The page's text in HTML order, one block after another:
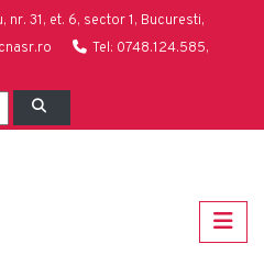
nr. 31, et. 6, sector 1, Bucuresti,
Tel: 0748.124.585,